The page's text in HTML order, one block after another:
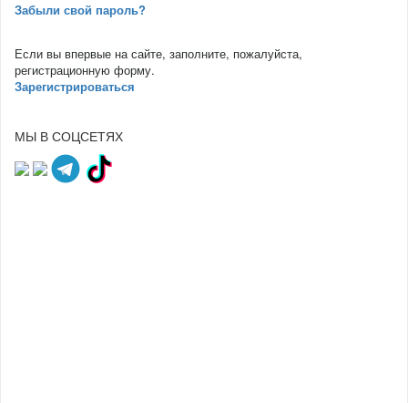
Забыли свой пароль?
Если вы впервые на сайте, заполните, пожалуйста,
регистрационную форму.
Зарегистрироваться
МЫ В СОЦСЕТЯХ